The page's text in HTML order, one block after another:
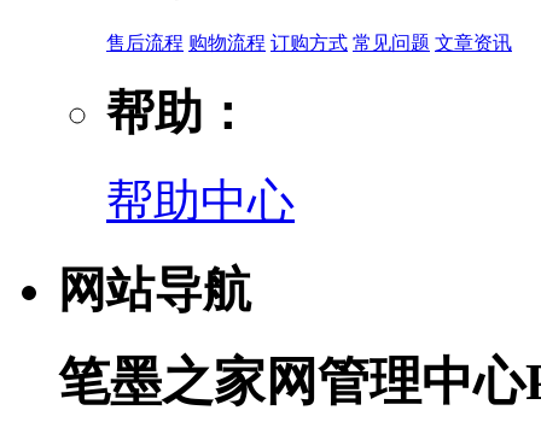
售后流程 购物流程 订购方式 常见问题 文章资讯
帮助：
帮助中心
网站导航
笔墨之家网管理中心